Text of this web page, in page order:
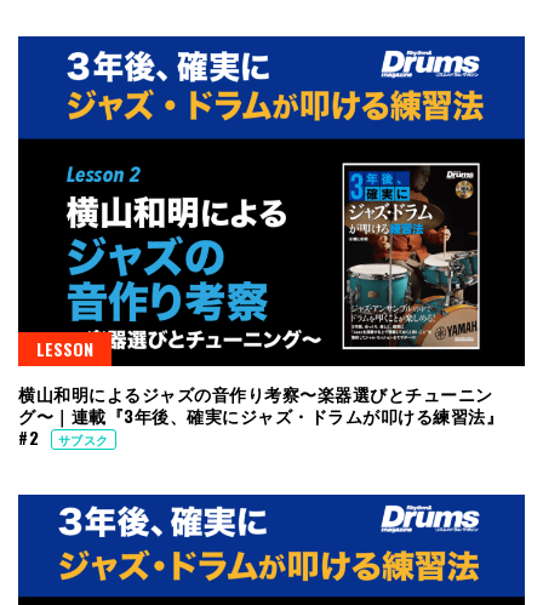
LESSON
横山和明によるジャズの音作り考察〜楽器選びとチューニン
グ〜｜連載『3年後、確実にジャズ・ドラムが叩ける練習法』
#2
サブスク